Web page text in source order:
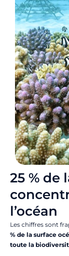
25 % de
l’océan
Les chiffres sont
% de la surface
toute la